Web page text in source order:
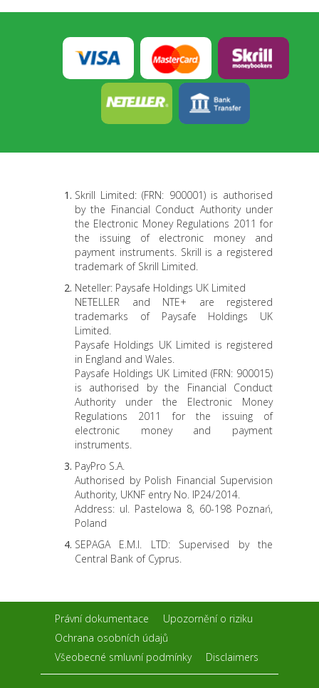
Skrill Limited: (FRN: 900001) is authorised
by the Financial Conduct Authority under
the Electronic Money Regulations 2011 for
the issuing of electronic money and
payment instruments. Skrill is a registered
trademark of Skrill Limited.
Neteller: Paysafe Holdings UK Limited
NETELLER and NTE+ are registered
trademarks of Paysafe Holdings UK
Limited.
Paysafe Holdings UK Limited is registered
in England and Wales.
Paysafe Holdings UK Limited (FRN: 900015)
is authorised by the Financial Conduct
Authority under the Electronic Money
Regulations 2011 for the issuing of
electronic money and payment
instruments.
PayPro S.A.
Authorised by Polish Financial Supervision
Authority, UKNF entry No. IP24/2014.
Address: ul. Pastelowa 8, 60-198 Poznań,
Poland
SEPAGA E.M.I. LTD: Supervised by the
Central Bank of Cyprus.
Právní dokumentace
Upozornění o riziku
Ochrana osobních údajů
Všeobecné smluvní podmínky
Disclaimers